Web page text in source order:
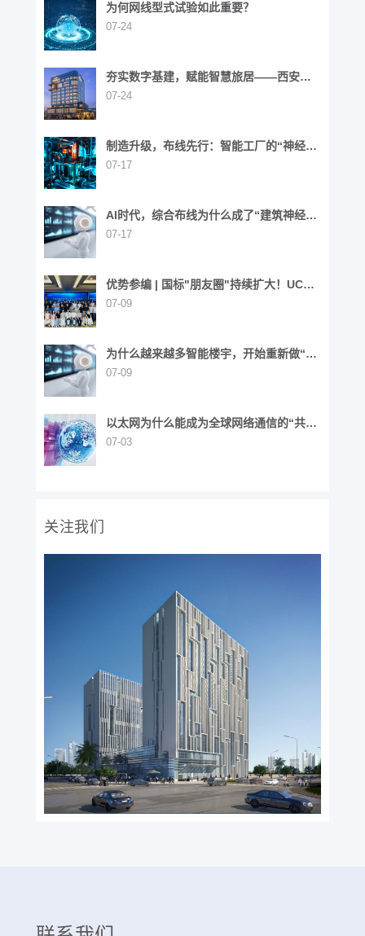
为何网线型式试验如此重要？
07-24
夯实数字基建，赋能智慧旅居——西安高
新区英迪格酒店
07-24
制造升级，布线先行：智能工厂的“神经网
络”重构之路
07-17
AI时代，综合布线为什么成了“建筑神经网
络”？
07-17
优势参编 | 国标"朋友圈"持续扩大！UCS
同步参与6项国家标准制定
07-09
为什么越来越多智能楼宇，开始重新做“布
线”这件事？
07-09
以太网为什么能成为全球网络通信的“共同
语言”？
07-03
关注我们